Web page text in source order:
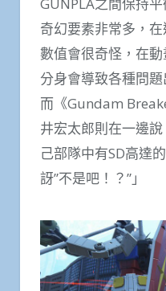
GUNPLA之間保持
奇幻要素非常多，
數值會很奇怪，在
分身會導致各種問
而《Gundam
井宏太郎則在一邊
己部隊中有SD高達
訝”不是吧！？”」